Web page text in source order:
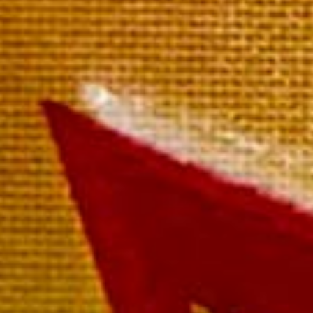
Blanc de Pinot Noir
La bouteille 49,00 €
Paiement rapide et sécurisé
Livraison sous 72 heures
Livraison offerte à partir de
Rosé de Mailly